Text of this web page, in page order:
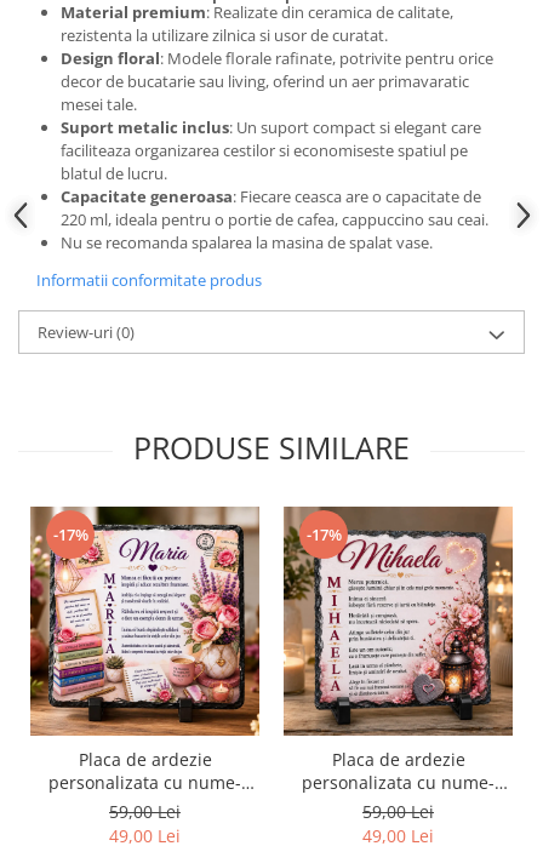
Material premium: Realizate din ceramica de calitate,
rezistenta la utilizare zilnica si usor de curatat.
Design floral: Modele florale rafinate, potrivite pentru orice
decor de bucatarie sau living, oferind un aer primavaratic
mesei tale.
Suport metalic inclus: Un suport compact si elegant care
faciliteaza organizarea cestilor si economiseste spatiul pe
blatul de lucru.
Capacitate generoasa: Fiecare ceasca are o capacitate de
220 ml, ideala pentru o portie de cafea, cappuccino sau ceai.
Nu se recomanda spalarea la masina de spalat vase.
Informatii conformitate produs
Review-uri(0)
PRODUSE SIMILARE
-17%
Placa de ardezie
personalizata cu nume-
Maria
59,00 Lei
49,00 Lei
-17%
Placa de ardezie
personalizata cu nume-
Mihaela
59,00 Lei
49,00 Lei